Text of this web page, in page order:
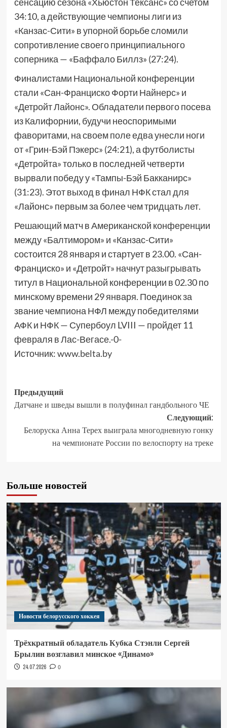
сенсацию сезона «Хьюстон Тексанс» со счетом
34:10, а действующие чемпионы лиги из
«Канзас-Сити» в упорной борьбе сломили
сопротивление своего принципиального
соперника — «Баффало Биллз» (27:24).
Финалистами Национальной конференции
стали «Сан-Франциско Форти Найнерс» и
«Детройт Лайонс». Обладатели первого посева
из Калифорнии, будучи неоспоримыми
фаворитами, на своем поле едва унесли ноги
от «Грин-Бэй Пэкерс» (24:21), а футболисты
«Детройта» только в последней четверти
вырвали победу у «Тампы-Бэй Бакканирс»
(31:23). Этот выход в финал НФК стал для
«Лайонс» первым за более чем тридцать лет.
Решающий матч в Американской конференции
между «Балтимором» и «Канзас-Сити»
состоится 28 января и стартует в 23.00. «Сан-
Франциско» и «Детройт» начнут разыгрывать
титул в Национальной конференции в 02.30 по
минскому времени 29 января. Поединок за
звание чемпиона НФЛ между победителями
АФК и НФК — Супербоул LVIII — пройдет 11
февраля в Лас-Вегасе.-0-
Источник:www.belta.by
Предыдущий
Датчане и шведы вышли в полуфинал гандбольного ЧЕ
Следующий:
Белоруска Анна Терех выиграла многодневную гонку
на чемпионате России по велоспорту на треке
Больше новостей
Новости белорусского хоккея
Трёхкратный обладатель Кубка Стэнли Сергей
Брылин возглавил минское «Динамо»
24.07.2026 0